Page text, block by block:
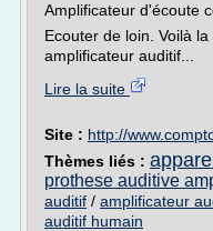
Amplificateur d'écoute
Ecouter de loin. Voilà
amplificateur auditif...
Lire la suite
Site : http://
Thèmes liés :
prothese auditive
auditif / amplificateur
auditif humain